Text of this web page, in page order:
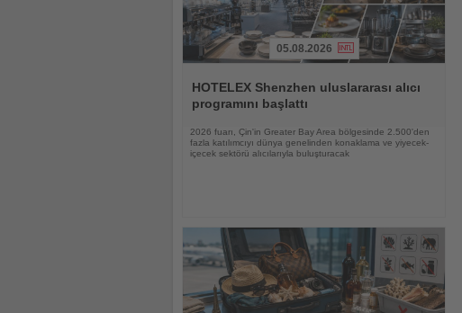
Oku
05.08.2026
HOTELEX Shenzhen uluslararası alıcı
programını başlattı
2026 fuarı, Çin'in Greater Bay Area bölgesinde 2.500'den
fazla katılımcıyı dünya genelinden konaklama ve yiyecek-
içecek sektörü alıcılarıyla buluşturacak